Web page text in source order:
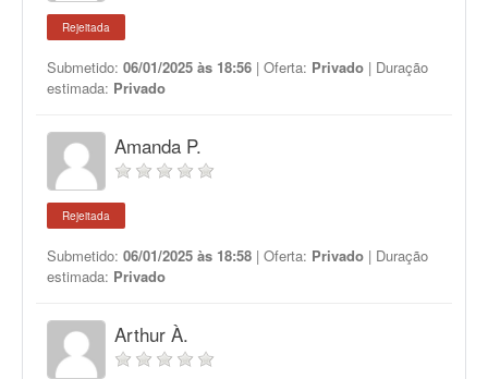
Rejeitada
Submetido: 06/01/2025 às 18:56 | Oferta: Privado | Duração
estimada: Privado
Amanda P.
Rejeitada
Submetido: 06/01/2025 às 18:58 | Oferta: Privado | Duração
estimada: Privado
Arthur À.